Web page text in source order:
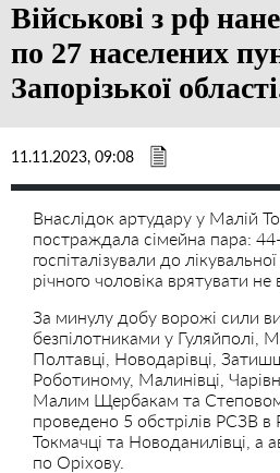
Військові з рф
по 27 населених
Запорізької
11.11.2023, 09:08
Внаслідок артудару у Малій
постраждала сімейна пара:
госпіталізували до
річного чоловіка врятувати не
За минулу добу ворожі сили
безпілотниками у Гуляйполі,
Полтавці, Новодарівці,
Роботиному, Малинівці,
Малим Щербакам та
проведено 5 обстрілів РСЗВ
Токмачці та Новоданилівці, а
по Оріхову.